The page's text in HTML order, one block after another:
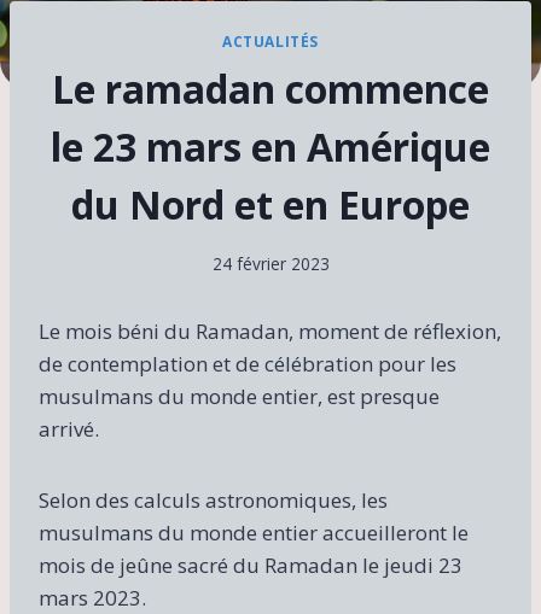
ACTUALITÉS
Le ramadan commence
le 23 mars en Amérique
du Nord et en Europe
24 février 2023
Le mois béni du Ramadan, moment de réflexion,
de contemplation et de célébration pour les
musulmans du monde entier, est presque
arrivé.
Selon des calculs astronomiques, les
musulmans du monde entier accueilleront le
mois de jeûne sacré du Ramadan le jeudi 23
mars 2023.